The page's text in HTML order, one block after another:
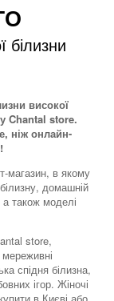
білизни
високої
Chantal store.
ніж онлайн-
магазин, в якому
домашній
також моделі
store,
спідня білизна,
ігор. Жіночі
в Києві або